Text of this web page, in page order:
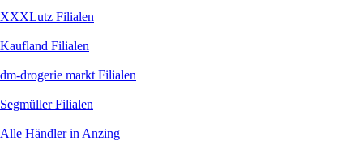
XXXLutz Filialen
Kaufland Filialen
dm-drogerie markt Filialen
SegmüllerFilialen
Alle Händler in Anzing